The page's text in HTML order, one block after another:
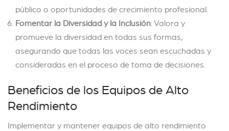
público o oportunidades de crecimiento profesional.
Fomentar la Diversidad y la Inclusión: Valora y
promueve la diversidad en todas sus formas,
asegurando que todas las voces sean escuchadas y
consideradas en el proceso de toma de decisiones.
Beneficios de los Equipos de Alto
Rendimiento
Implementar y mantener equipos de alto rendimiento